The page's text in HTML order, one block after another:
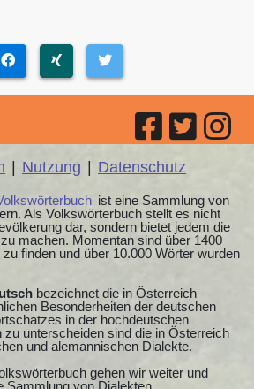
| Nutzung | Datenschutz
ist eine Sammlung von
Als Volkswörterbuch stellt es nicht
dar, sondern bietet jedem die
machen. Momentan sind über 1400
finden und über 10.000 Wörter wurden
bezeichnet die in Österreich
Besonderheiten der deutschen
in der hochdeutschen
unterscheiden sind die in Österreich
und alemannischen Dialekte.
gehen wir weiter und
Sammlung von Dialekten,